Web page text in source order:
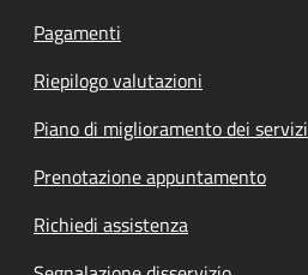
Pagamenti
Riepilogo valutazioni
Piano di miglioramento dei servizi
Prenotazione appuntamento
Richiedi assistenza